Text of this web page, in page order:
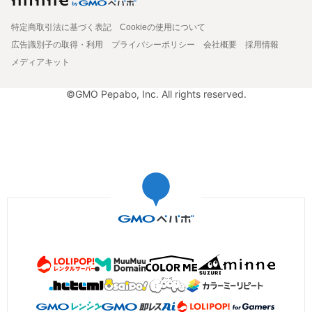
特定商取引法に基づく表記
Cookieの使用について
広告識別子の取得・利用
プライバシーポリシー 会社概要
採用情報
メディアキット
©GMO Pepabo, Inc. All rights reserved.